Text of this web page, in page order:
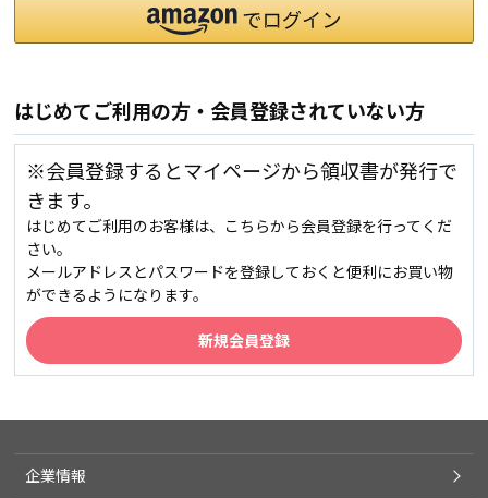
はじめてご利用の方・会員登録されていない方
※会員登録するとマイページから領収書が発行で
きます。
はじめてご利用のお客様は、こちらから会員登録を行ってくだ
さい。
メールアドレスとパスワードを登録しておくと便利にお買い物
ができるようになります。
企業情報